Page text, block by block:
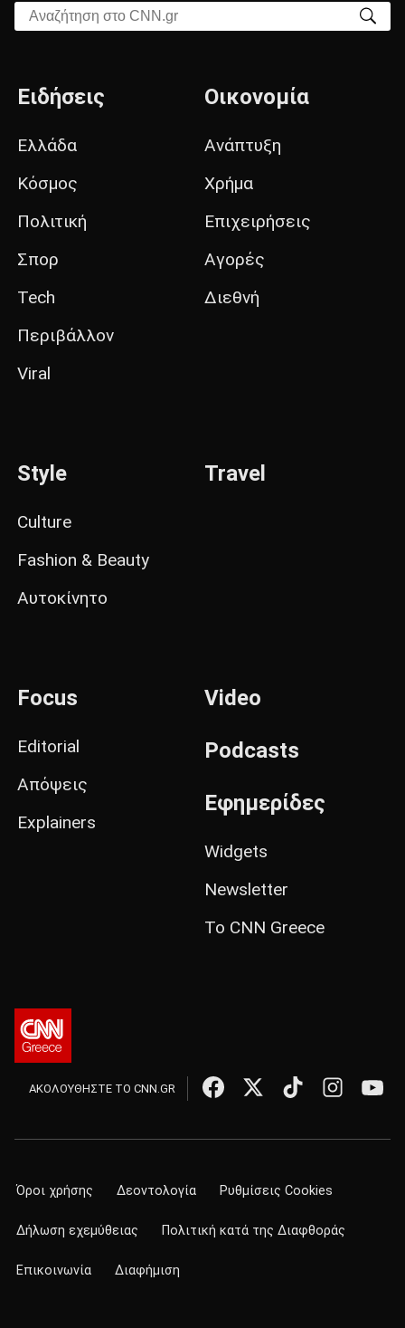
Αναζήτηση στο CNN.gr
Ειδήσεις
Ελλάδα
Κόσμος
Πολιτική
Σπορ
Tech
Περιβάλλον
Viral
Οικονομία
Ανάπτυξη
Χρήμα
Επιχειρήσεις
Αγορές
Διεθνή
Style
Culture
Fashion & Beauty
Αυτοκίνητο
Travel
Focus
Editorial
Απόψεις
Explainers
Video
Podcasts
Εφημερίδες
Widgets
Newsletter
Το CNN Greece
ΑΚΟΛΟΥΘΗΣΤΕ ΤΟ CNN.GR
Όροι χρήσης Δεοντολογία Ρυθμίσεις Cookies
Δήλωση εχεμύθειας Πολιτική κατά της Διαφθοράς
Επικοινωνία Διαφήμιση